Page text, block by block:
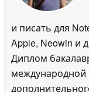
и писать для
Apple, Neowin и
Диплом
международной